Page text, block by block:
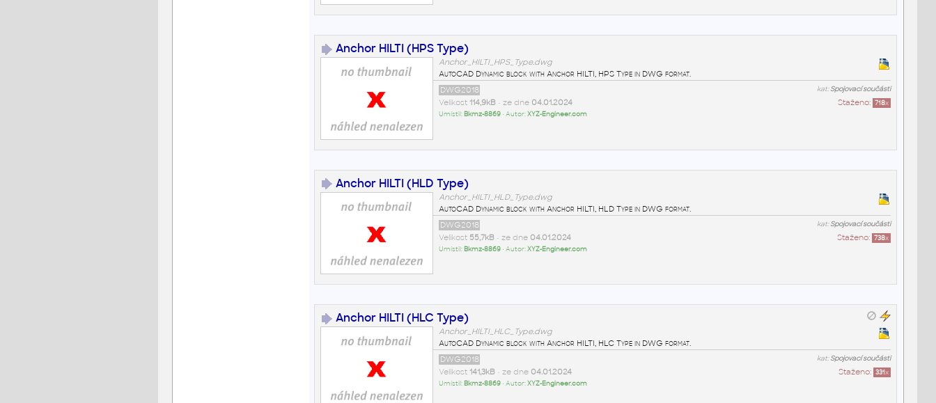
Anchor HILTI (HPS Type)
Anchor_HILTI_HPS_Type.dwg
AutoCAD Dynamic block with Anchor HILTI, HPS Type in DWG format.
kat:Spojovací součásti
DWG2018
Staženo: 718x
Velikost 114,9kB• ze dne 04.01.2024
Umístil: Bkmz-8869• Autor:XYZ-Engineer.com
Anchor HILTI (HLD Type)
Anchor_HILTI_HLD_Type.dwg
AutoCAD Dynamic block with Anchor HILTI, HLD Type in DWG format.
kat:Spojovací součásti
DWG2018
Staženo: 738x
Velikost 55,7kB• ze dne 04.01.2024
Umístil: Bkmz-8869• Autor:XYZ-Engineer.com
Anchor HILTI (HLC Type)
Anchor_HILTI_HLC_Type.dwg
AutoCAD Dynamic block with Anchor HILTI, HLC Type in DWG format.
kat:Spojovací součásti
DWG2018
Staženo: 331x
Velikost 141,3kB• ze dne 04.01.2024
Umístil: Bkmz-8869• Autor:XYZ-Engineer.com